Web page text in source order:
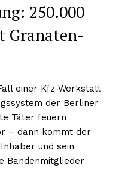
250.000
Granaten-
einer Kfz-Werkstatt
der Berliner
Täter feuern
– dann kommt der
und sein
Bandenmitglieder